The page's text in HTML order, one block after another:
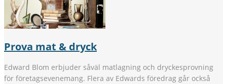
Prova mat & dryck
Edward Blom erbjuder såväl matlagning och dryckesprovning
för företagsevenemang. Flera av Edwards föredrag går också